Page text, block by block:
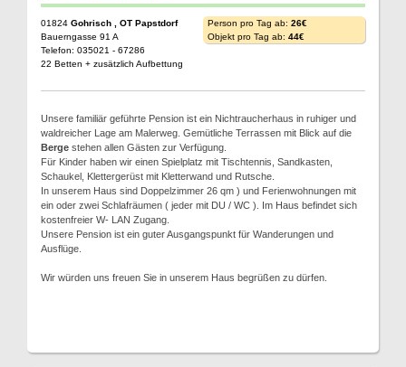
01824 Gohrisch , OT Papstdorf
Bauerngasse 91 A
Telefon: 035021 - 67286
22 Betten + zusätzlich Aufbettung
Person pro Tag ab: 26€
Objekt pro Tag ab: 44€
Unsere familiär geführte Pension ist ein Nichtraucherhaus in ruhiger und
waldreicher Lage am Malerweg. Gemütliche Terrassen mit Blick auf die
Berge stehen allen Gästen zur Verfügung.
Für Kinder haben wir einen Spielplatz mit Tischtennis, Sandkasten,
Schaukel, Klettergerüst mit Kletterwand und Rutsche.
In unserem Haus sind Doppelzimmer 26 qm ) und Ferienwohnungen mit
ein oder zwei Schlafräumen ( jeder mit DU / WC ). Im Haus befindet sich
kostenfreier W- LAN Zugang.
Unsere Pension ist ein guter Ausgangspunkt für Wanderungen und
Ausflüge.
Wir würden uns freuen Sie in unserem Haus begrüßen zu dürfen.